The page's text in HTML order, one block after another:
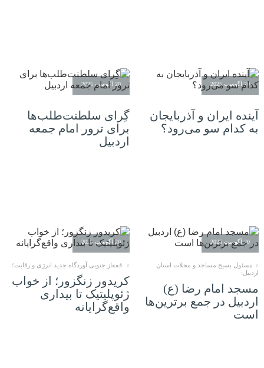
20 آگوست 2025
آینده ایران و آذربایجان
به کدام سو می‌رود؟
20 آگوست 2025
گِرای سلطنت‌طلب‌ها
برای ترور امام جمعه
اردبیل
20 آگوست 2025
مسئول بسیج مساجد و محلات استان
اردبیل:
مسجد امام رضا (ع)
اردبیل در جمع برترین‌ها
است
20 آگوست 2025
قفقاز جنوبی آوردگاه جدید انرژی و رقابت؛
کریدور زنگزور؛ از خواب
ژئوپلیتیک تا بیداری
واقع‌گرایانه